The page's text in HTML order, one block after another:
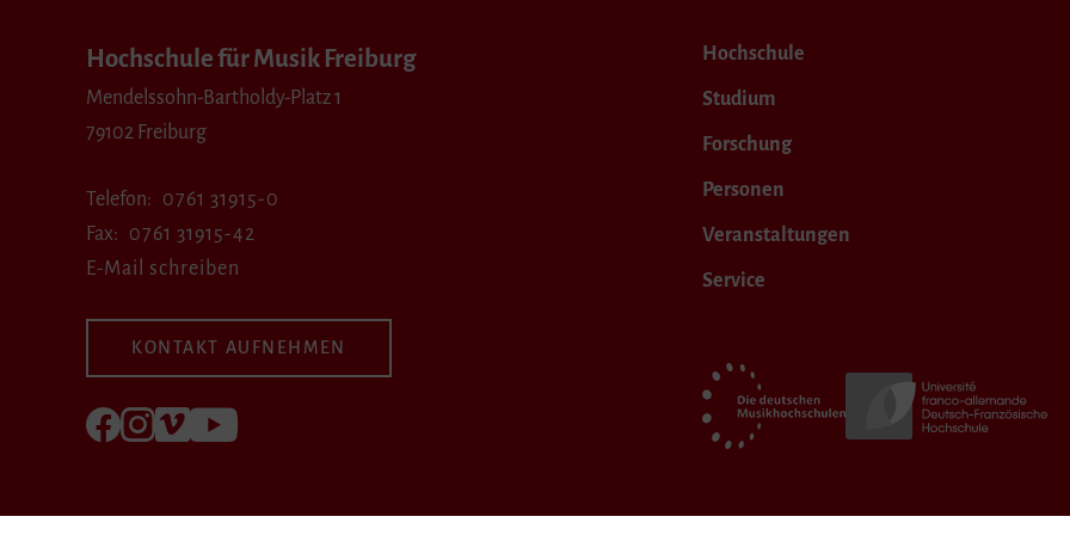
Hochschule für Musik Freiburg
Mendelssohn-Bartholdy-Platz 1
79102 Freiburg
Telefon
0761 31915-0
Fax
0761 31915-42
E-Mail schreiben
KONTAKT AUFNEHMEN
Folgen Sie uns auf Facebook
Folgen Sie uns auf Instagram
Besuchen Sie uns bei Vimeo
Besuchen Sie uns bei youtube
Hochschule
Studium
Forschung
Personen
Veranstaltungen
Service